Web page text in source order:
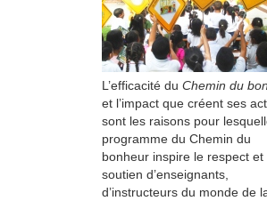
L’efficacité du Chemin du
et l’impact que créent ses
sont les raisons pour
programme du Chemin du
bonheur inspire le respect et
soutien d’enseignants,
d’instructeurs du monde de